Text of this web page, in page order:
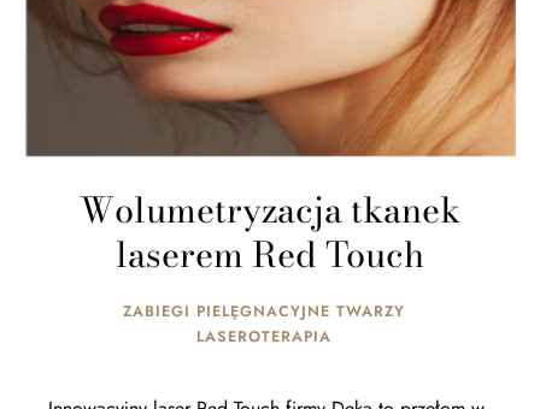
Wolumetryzacja tkanek
laserem Red Touch
ZABIEGI PIELĘGNACYJNE TWARZY
LASEROTERAPIA